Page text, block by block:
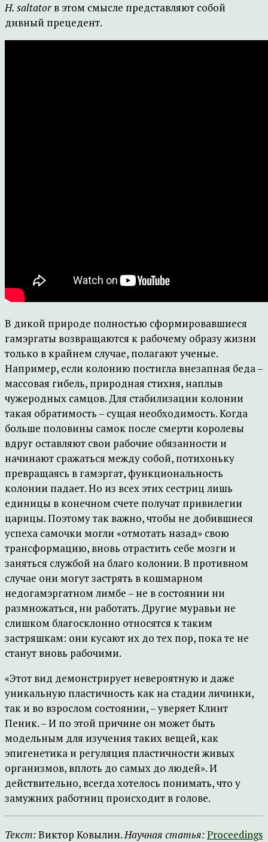
H. saltator в этом смысле представляют собой
дивный прецедент.
В дикой природе полностью сформировавшиеся
гамэргаты возвращаются к рабочему образу жизни
только в крайнем случае, полагают ученые.
Например, если колонию постигла внезапная беда –
массовая гибель, природная стихия, наплыв
чужеродных самцов. Для стабилизации колонии
такая обратимость – сущая необходимость. Когда
больше половины самок после смерти королевы
вдруг оставляют свои рабочие обязанности и
начинают сражаться между собой, потихоньку
превращаясь в гамэргат, функциональность
колонии падает. Но из всех этих сестриц лишь
единицы в конечном счете получат привилегии
царицы. Поэтому так важно, чтобы не добившиеся
успеха самочки могли «отмотать назад» свою
трансформацию, вновь отрастить себе мозги и
заняться службой на благо колонии. В противном
случае они могут застрять в кошмарном
недогамэргатном лимбе – не в состоянии ни
размножаться, ни работать. Другие муравьи не
слишком благосклонно относятся к таким
застряшкам: они кусают их до тех пор, пока те не
станут вновь рабочими.
«Этот вид демонстрирует невероятную и даже
уникальную пластичность как на стадии личинки,
так и во взрослом состоянии, – уверяет Клинт
Пеник. – И по этой причине он может быть
модельным для изучения таких вещей, как
эпигенетика и регуляция пластичности живых
организмов, вплоть до самых до людей». И
действительно, всегда хотелось понимать, что у
замужних работниц происходит в голове.
Текст:Виктор Ковылин.Научная статья:Proceedings